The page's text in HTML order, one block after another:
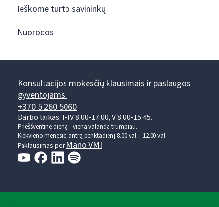
Ieškome turto savininkų
Nuorodos
Konsultacijos mokesčių klausimais ir paslaugos
gyventojams:
+370 5 260 5060
Darbo laikas: I-IV 8.00-17.00, V 8.00-15.45.
Prieššventinę dieną - viena valanda trumpiau.
Kiekvieno mėnesio antrą penktadienį 8.00 val. - 12.00 val.
Paklausimas per Mano VMI